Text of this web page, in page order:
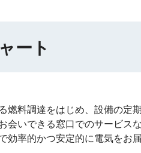
ート
燃料調達をはじめ、設備の定
会いできる窓口でのサービス
率的かつ安定的に電気をお届